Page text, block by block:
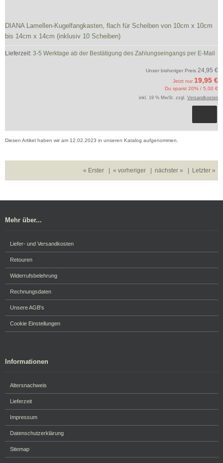
DIANA Lamellen-Kugelfangkasten, flach für Scheiben von 10cm x 10cm
bis 14cm x 14cm (inklusiv 10 Scheiben)
Lieferzeit: 3-5 Werktage ab der Bestätigung des Zahlungseingangs per E-Mail
Unser bisheriger Preis 24,95 €
Jetzt nur 19,95 €
Du sparst 20% / 5,00 €
inkl. 19 % MwSt. zzgl. Versandkosten
Diesen Artikel haben wir am 12.02.2023 in unseren Katalog aufgenommen.
« Erster | « vorheriger | nächster » | Letzter »
Mehr über...
Liefer- und Versandkosten
Retouren
Widerrufsbelehrung
Rechnungsdaten
Unsere AGB's
Cookie Einstellungen
Informationen
Altersnachweis
Lieferzeit
Impressum
Datenschutzerklärung
Sitemap